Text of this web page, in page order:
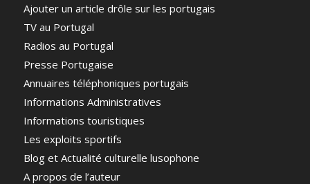
Ajouter un article drôle sur les portugais
TV au Portugal
Radios au Portugal
Presse Portugaise
Annuaires téléphoniques portugais
Informations Administratives
Informations touristiques
Les exploits sportifs
Blog et Actualité culturelle lusophone
A propos de l’auteur